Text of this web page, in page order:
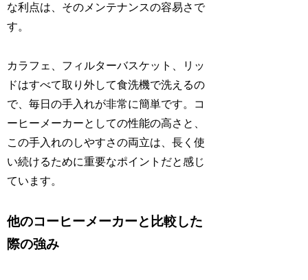
な利点は、そのメンテナンスの容易さで
す。
カラフェ、フィルターバスケット、リッ
ドはすべて取り外して食洗機で洗えるの
で、毎日の手入れが非常に簡単です。コ
ーヒーメーカーとしての性能の高さと、
この手入れのしやすさの両立は、長く使
い続けるために重要なポイントだと感じ
ています。
他のコーヒーメーカーと比較した
際の強み